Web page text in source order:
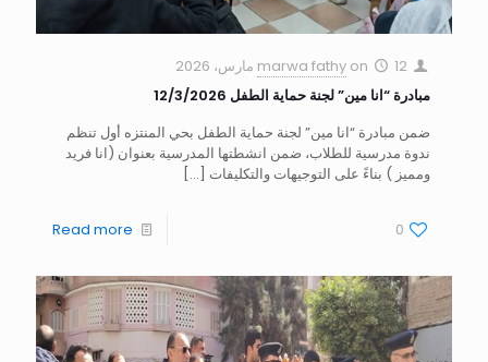
marwa fathy on
12 مارس، 2026
مبادرة “انا مين” لجنة حماية الطفل 12/3/2026
ضمن مبادرة “انا مين” لجنة حماية الطفل بحي المنتزه أول تنظم
ندوة مدرسية للطلاب، ضمن انشطتها المدرسية بعنوان (انا فريد
ومميز ) بناءً على التوجيهات والتكليفات […]
0
Read more